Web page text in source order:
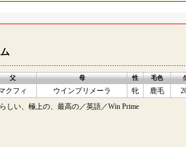
父 母 性 毛色
クフィ ウインプリメーラ 牝 鹿毛
しい、極上の、最高の／英語／Win Prime